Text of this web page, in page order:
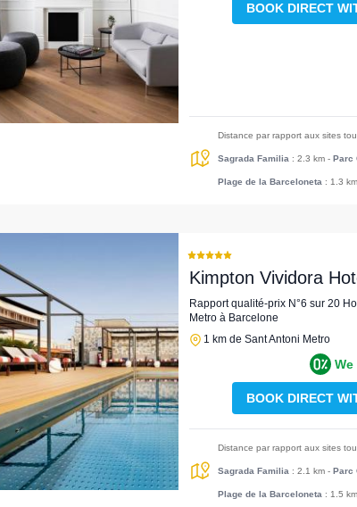
BOOK DIRECT
Distance par rapport aux sites
Sagrada Familia : 2.3 km-Parc
Plage de la Barceloneta : 1.3 km
Kimpton Vividora
Rapport qualité-prix N°6 sur 20
Metro à Barcelone
1 km de Sant Antoni Metro
BOOK DIRECT
Distance par rapport aux sites
Sagrada Familia : 2.1 km-Parc
Plage de la Barceloneta : 1.5 km